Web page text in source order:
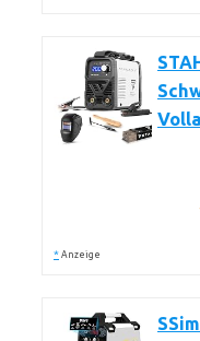
* Anzeige